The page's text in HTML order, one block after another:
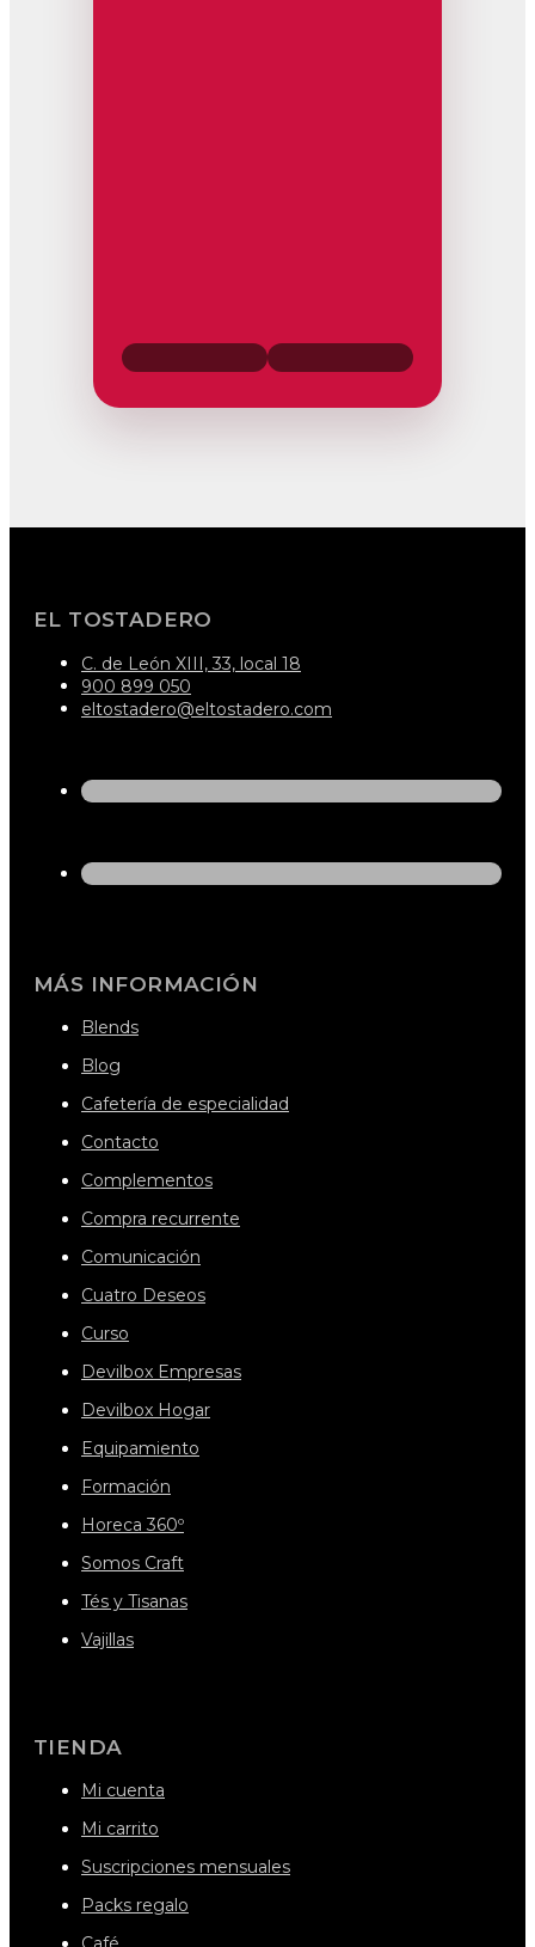
EL TOSTADERO
C. de León XIII, 33, local 18
900 899 050
eltostadero@eltostadero.com
MÁS INFORMACIÓN
Blends
Blog
Cafetería de especialidad
Contacto
Complementos
Compra recurrente
Comunicación
Cuatro Deseos
Curso
Devilbox Empresas
Devilbox Hogar
Equipamiento
Formación
Horeca 360º
Somos Craft
Tés y Tisanas
Vajillas
TIENDA
Mi cuenta
Mi carrito
Suscripciones mensuales
Packs regalo